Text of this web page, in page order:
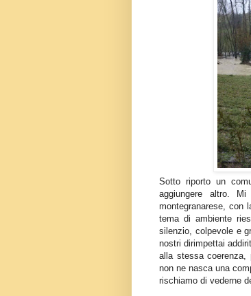
Sotto riporto un
aggiungere altro.
montegranarese, con
tema di ambiente
silenzio, colpevole e
nostri dirimpettai
alla stessa coerenza,
non ne nasca una
rischiamo di vederne